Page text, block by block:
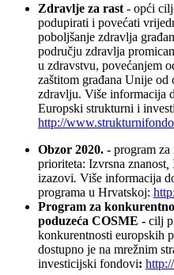
Zdravlje za rast - opći
podupirati i povećati
poboljšanje zdravlja
području zdravlja
u zdravstvu, povećanjem
zaštitom građana Unije
zdravlju. Više informacija
Europski strukturni i
http://
Obzor 2020. - program za
prioriteta: Izvrsna znanost
izazovi. Više informacija
programa u Hrvatskoj:
Program za
poduzeća COSME - cilj
konkurentnosti europskih
dostupno je na mrežnim
investicijski fondovi: